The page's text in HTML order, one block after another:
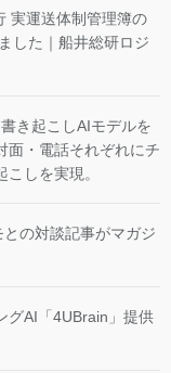
実運送体制管理簿の
した｜船井総研ロジ
き起こしAIモデルを
面・電話それぞれにチ
しを実現。
の対談記事がマガジ
グAI「4UBrain」提供